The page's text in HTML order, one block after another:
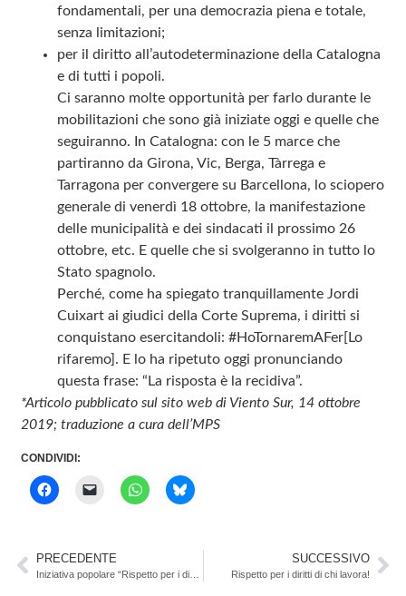
fondamentali, per una democrazia piena e totale,
senza limitazioni;
per il diritto all’autodeterminazione della Catalogna
e di tutti i popoli.
Ci saranno molte opportunità per farlo durante le
mobilitazioni che sono già iniziate oggi e quelle che
seguiranno. In Catalogna: con le 5 marce che
partiranno da Girona, Vic, Berga, Tàrrega e
Tarragona per convergere su Barcellona, lo sciopero
generale di venerdì 18 ottobre, la manifestazione
delle municipalità e dei sindacati il prossimo 26
ottobre, etc. E quelle che si svolgeranno in tutto lo
Stato spagnolo.
Perché, come ha spiegato tranquillamente Jordi
Cuixart ai giudici della Corte Suprema, i diritti si
conquistano esercitandoli: #HoTornaremAFer[Lo
rifaremo]. E lo ha ripetuto oggi pronunciando
questa frase: “La risposta è la recidiva”.
*Articolo pubblicato sul sito web di Viento Sur, 14 ottobre
2019; traduzione a cura dell’MPS
CONDIVIDI:
PRECEDENTE SUCCESSIVO
Rispetto per i diritti di chi lavora!